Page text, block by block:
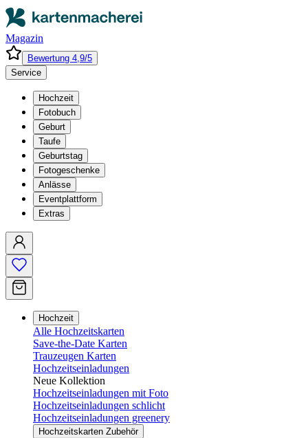
Magazin
Bewertung 4,9/5
Service
Hochzeit
Fotobuch
Geburt
Taufe
Geburtstag
Fotogeschenke
Anlässe
Eventplattform
Extras
Hochzeit
Alle Hochzeitskarten
Save-the-Date Karten
Trauzeugen Karten
Hochzeitseinladungen
Neue Kollektion
Hochzeitseinladungen mit Foto
Hochzeitseinladungen schlicht
Hochzeitseinladungen greenery
Hochzeitskarten Zubehör